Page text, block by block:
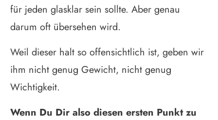
für jeden glasklar sein sollte. Aber genau
darum oft übersehen wird.
Weil dieser halt so offensichtlich ist, geben wir
ihm nicht genug Gewicht, nicht genug
Wichtigkeit.
Wenn Du Dir also diesen ersten Punkt zu